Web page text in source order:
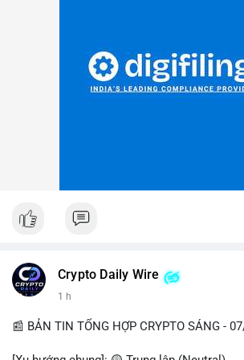
Crypto Daily Wire
1 h
📰 BẢN TIN TỔNG HỢP CRYPTO SÁNG -